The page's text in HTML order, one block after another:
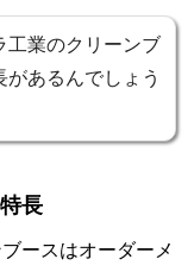
工業のクリーンブ
あるんでしょう
長
ースはオーダーメ